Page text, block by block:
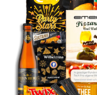
€50 tot €55
€55 tot €75
€75 tot €100